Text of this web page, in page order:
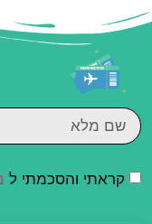
קראתי והסכמתי ל